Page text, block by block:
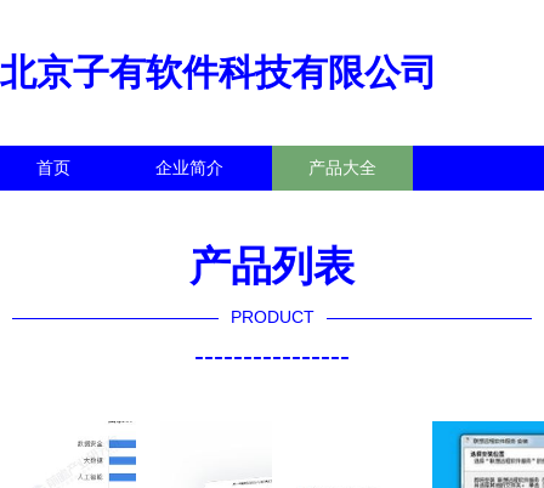
北京子有软件科技有限公司
首页 企业简介 产品大全
产品列表
PRODUCT
----------------